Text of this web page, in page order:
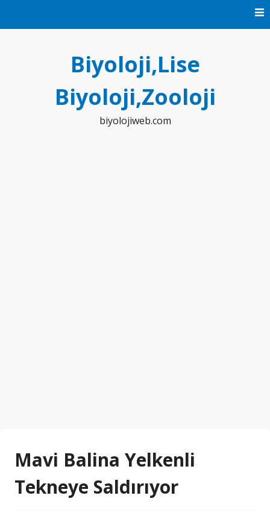
Biyoloji,Lise
Biyoloji,Zooloji
biyolojiweb.com
Mavi Balina Yelkenli
Tekneye Saldırıyor